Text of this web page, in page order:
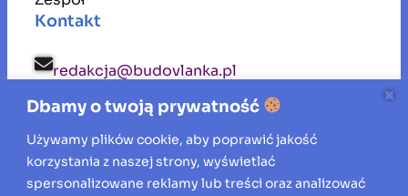
Dbamy o twoją prywatność
Używamy plików cookie, aby poprawić jakość
korzystania z naszej strony, wyświetlać
spersonalizowane reklamy lub treści oraz analizować
Kontakt
redakcja@budovlanka.pl
budovlanka
Inspiracje, porady i aktualności ze świata